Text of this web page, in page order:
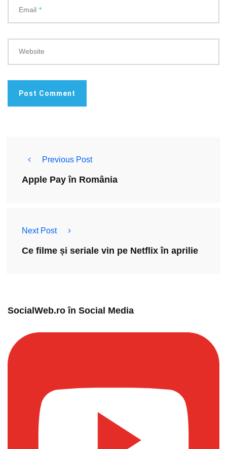
Email *
Website
Previous Post
Apple Pay în România
Next Post
Ce filme și seriale vin pe Netflix în aprilie
SocialWeb.ro în Social Media​